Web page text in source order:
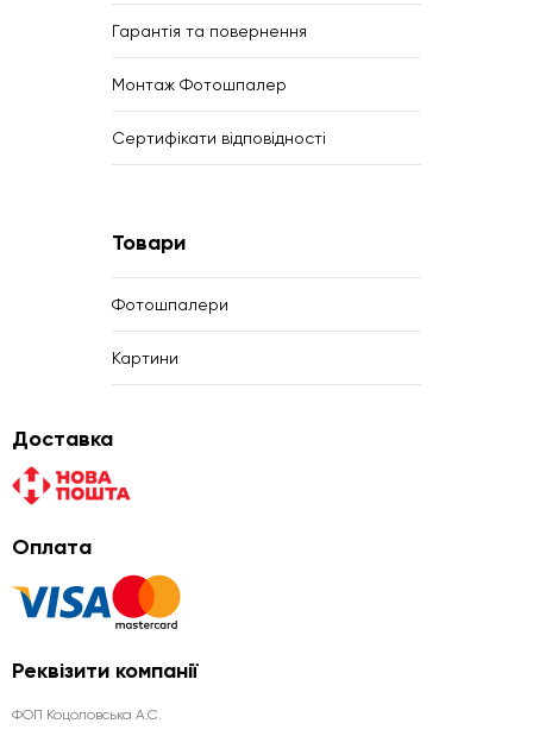
Гарантія та повернення
Монтаж Фотошпалер
Сертифікати відповідності
Товари
Фотошпалери
Картини
Доставка
Оплата
Реквізити компанії
ФОП Коцоловська А.С.